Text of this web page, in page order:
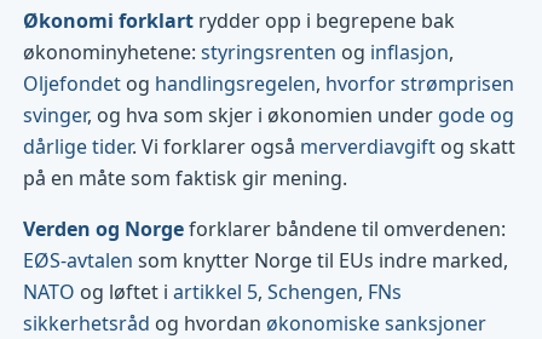
Økonomi forklart rydder opp i begrepene bak
økonominyhetene:styringsrenten og inflasjon,
Oljefondet og handlingsregelen, hvorfor strømprisen
svinger, og hva som skjer i økonomien under gode og
dårlige tider. Vi forklarer også merverdiavgift og skatt
på en måte som faktisk gir mening.
Verden og Norgeforklarer båndene til omverdenen:
EØS-avtalen som knytter Norge til EUs indre marked,
NATO og løftet iartikkel 5,Schengen, FNs
sikkerhetsråd og hvordan økonomiske sanksjoner